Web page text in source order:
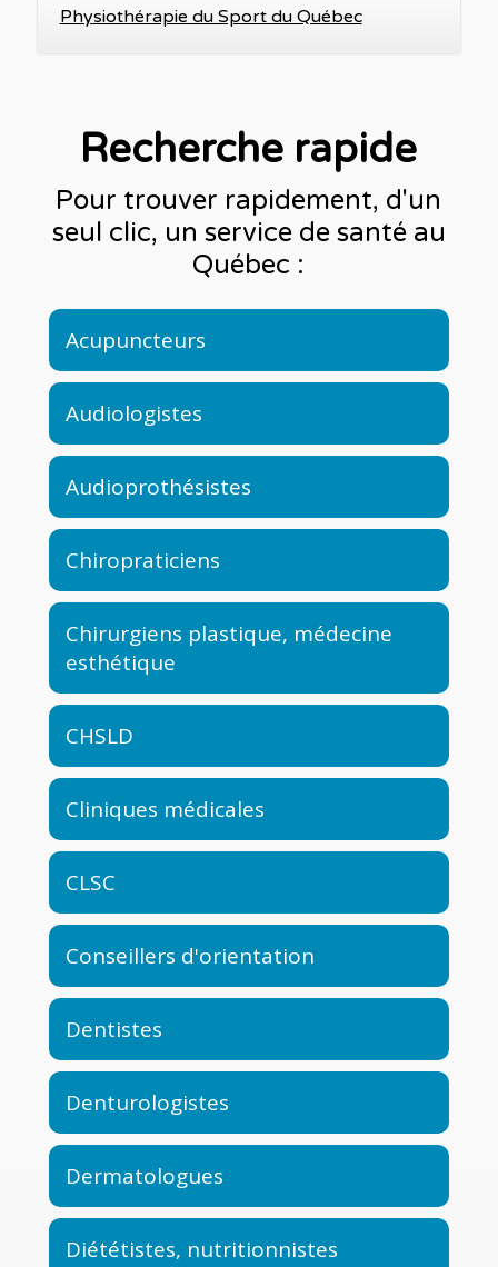
Physiothérapie du Sport du Québec
Recherche rapide
Pour trouver rapidement, d'un
seul clic, un service de santé au
Québec :
Acupuncteurs
Audiologistes
Audioprothésistes
Chiropraticiens
Chirurgiens plastique, médecine
esthétique
CHSLD
Cliniques médicales
CLSC
Conseillers d'orientation
Dentistes
Denturologistes
Dermatologues
Diététistes, nutritionnistes